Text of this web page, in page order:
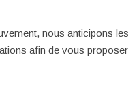
nous anticipons les
afin de vous proposer